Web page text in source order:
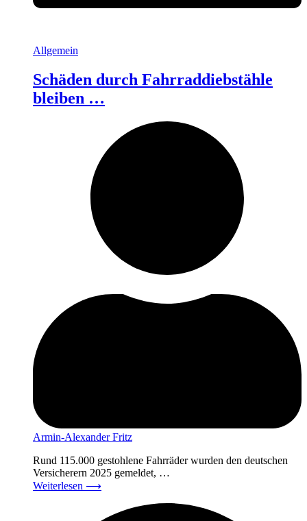
Allgemein
Schäden durch Fahrraddiebstähle
bleiben …
Armin-Alexander Fritz
Rund 115.000 gestohlene Fahrräder wurden den deutschen
Versicherern 2025 gemeldet, …
Weiterlesen ⟶